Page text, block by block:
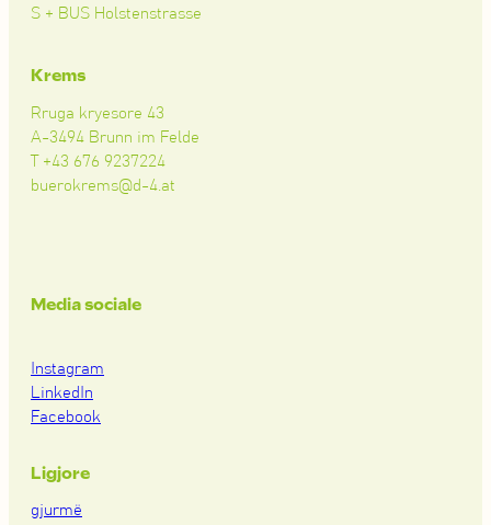
S + BUS Holstenstrasse
Krems
Rruga kryesore 43
A-3494 Brunn im Felde
T +43 676 9237224
buerokrems@d-4.at
Media sociale
Instagram
LinkedIn
Facebook
Ligjore
gjurmë